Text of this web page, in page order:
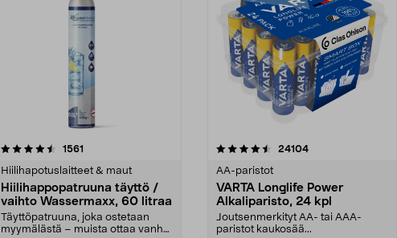
1561
Hiilihapotuslaitteet & maut
Hiilihappopatruuna täyttö /
vaihto Wassermaxx, 60 litraa
Täyttöpatruuna, joka ostetaan
myymälästä – muista ottaa vanha
4.5viidestä
24104arvostelut
AA-paristot
VARTA Longlife Power
Alkaliparisto, 24 kpl
Joutsenmerkityt AA- tai AAA-
paristot kaukosää...
4.5viidestä